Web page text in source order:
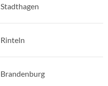
Stadthagen
Rinteln
Brandenburg